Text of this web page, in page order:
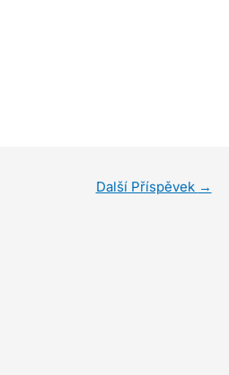
Další Příspěvek →